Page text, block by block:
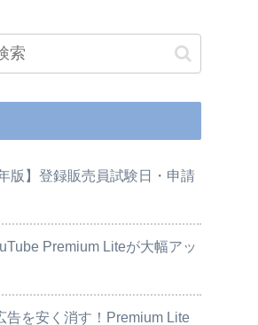
版】登録販売員試験日・申請
Premium Liteが大幅アッ
告を安く消す！Premium Lite